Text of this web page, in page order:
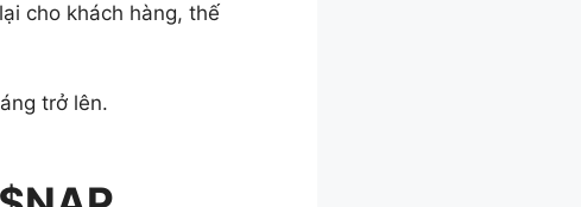
cho khách hàng, thế
trở lên.